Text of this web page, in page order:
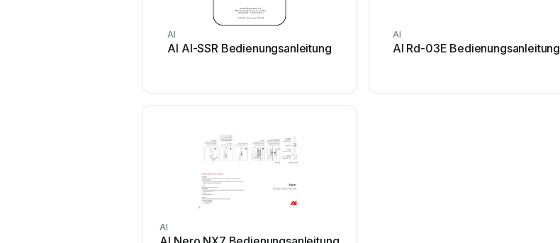
AI
AI AI-SSR Bedienungsanleitung
AI
AI Rd-03E Bedienungsanleitung
AI